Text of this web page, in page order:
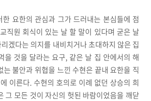
요한의 관심과 그가 드러내는 본심들에 점
직원 회식이 있는 날 할 말이 있다며 굳은 날
겠다는 의지를 내비치거나 초대하지 않은 집
을 것을 달라는 요구, 같은 날 집 안에서의 해
는 불안과 위협을 느낀 수현은 끝내 요한을 직
이른다. 수현의 호의로 이례 없던 상승의 희
그 모든 것이 자신의 헛된 바람이었음을 깨닫